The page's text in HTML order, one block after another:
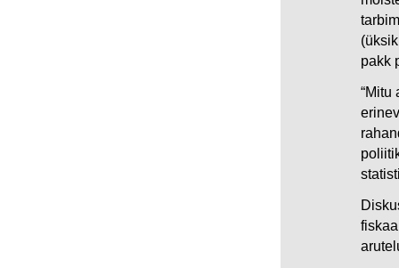
pakk
“Mitu